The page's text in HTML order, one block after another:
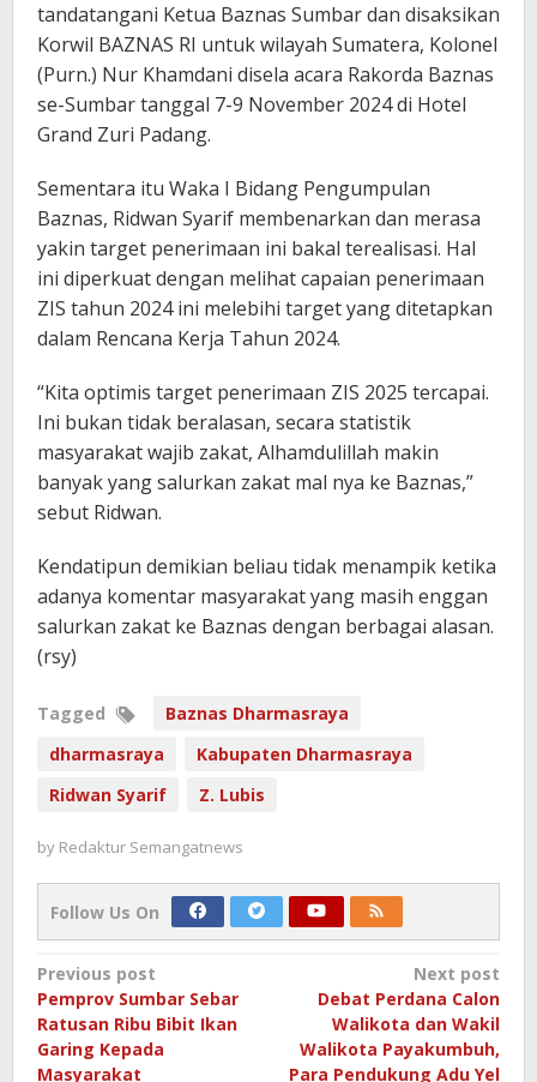
tandatangani Ketua Baznas Sumbar dan disaksikan
Korwil BAZNAS RI untuk wilayah Sumatera, Kolonel
(Purn.) Nur Khamdani disela acara Rakorda Baznas
se-Sumbar tanggal 7-9 November 2024 di Hotel
Grand Zuri Padang.
Sementara itu Waka I Bidang Pengumpulan
Baznas, Ridwan Syarif membenarkan dan merasa
yakin target penerimaan ini bakal terealisasi. Hal
ini diperkuat dengan melihat capaian penerimaan
ZIS tahun 2024 ini melebihi target yang ditetapkan
dalam Rencana Kerja Tahun 2024.
“Kita optimis target penerimaan ZIS 2025 tercapai.
Ini bukan tidak beralasan, secara statistik
masyarakat wajib zakat, Alhamdulillah makin
banyak yang salurkan zakat mal nya ke Baznas,”
sebut Ridwan.
Kendatipun demikian beliau tidak menampik ketika
adanya komentar masyarakat yang masih enggan
salurkan zakat ke Baznas dengan berbagai alasan.
(rsy)
Tagged
Baznas Dharmasraya
dharmasraya
Kabupaten Dharmasraya
Ridwan Syarif
Z. Lubis
by Redaktur Semangatnews
Follow Us On
Post
navigation
Previous post
Pemprov Sumbar Sebar
Ratusan Ribu Bibit Ikan
Garing Kepada
Masyarakat
Next post
Debat Perdana Calon
Walikota dan Wakil
Walikota Payakumbuh,
Para Pendukung Adu Yel